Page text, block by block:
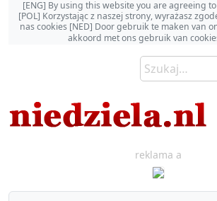
[ENG] By using this website you are agreeing
[POL] Korzystając z naszej strony, wyrażasz
nas cookies [NED] Door gebruik te maken van
akkoord met ons gebruik van
reklama a